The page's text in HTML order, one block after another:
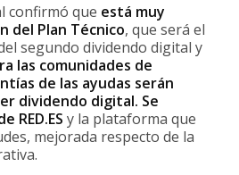
confirmó que está muy
del Plan Técnico, que será el
segundo dividendo digital y
las comunidades de
de las ayudas serán
dividendo digital. Se
RED.ES y la plataforma que
mejorada respecto de la